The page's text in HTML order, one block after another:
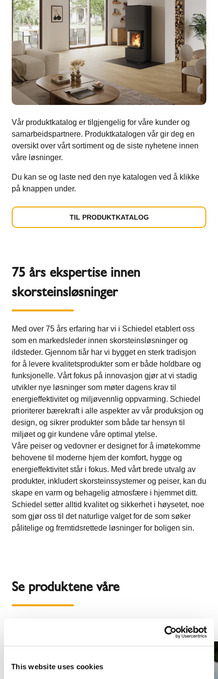
This website uses cookies
Vår produktkatalog er tilgjengelig for våre kunder og
samarbeidspartnere. Produktkatalogen vår gir deg en
oversikt over vårt sortiment og de siste nyhetene innen
våre løsninger.
Du kan se og laste ned den nye katalogen ved å klikke
på knappen under.
TIL PRODUKTKATALOG
75 års ekspertise innen
skorsteinsløsninger
Med over 75 års erfaring har vi i Schiedel etablert oss
som en markedsleder innen skorsteinsløsninger og
ildsteder. Gjennom tiår har vi bygget en sterk tradisjon
for å levere kvalitetsprodukter som er både holdbare og
funksjonelle. Vårt fokus på innovasjon gjør at vi stadig
utvikler nye løsninger som møter dagens krav til
energieffektivitet og miljøvennlig oppvarming. Schiedel
prioriterer bærekraft i alle aspekter av vår produksjon og
design, og sikrer produkter som både tar hensyn til
miljøet og gir kundene våre optimal ytelse.
Våre peiser og vedovner er designet for å imøtekomme
behovene til moderne hjem der komfort, hygge og
energieffektivitet står i fokus. Med vårt brede utvalg av
produkter, inkludert skorsteinssystemer og peiser, kan du
skape en varm og behagelig atmosfære i hjemmet ditt.
Schiedel setter alltid kvalitet og sikkerhet i høysetet, noe
som gjør oss til det naturlige valget for de som søker
pålitelige og fremtidsrettede løsninger for boligen sin.
Se produktene våre